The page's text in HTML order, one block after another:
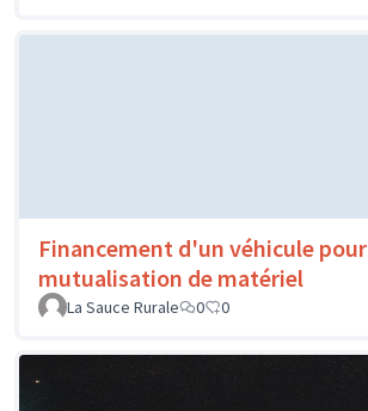
Financement d'un véhicule pour
mutualisation de matériel
La Sauce Rurale
0 0